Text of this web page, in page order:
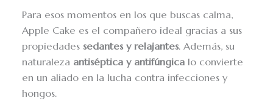
Para esos momentos en los que buscas calma,
Apple Cake es el compañero ideal gracias a sus
propiedades sedantes y relajantes. Además, su
naturaleza antiséptica y antifúngica lo convierte
en un aliado en la lucha contra infecciones y
hongos.